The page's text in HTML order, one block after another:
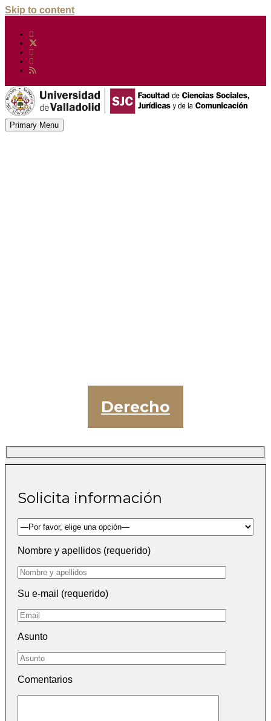
Skip to content
Primary Menu
Derecho
Solicita información
Nombre y apellidos (requerido)
Su e-mail (requerido)
Asunto
Comentarios